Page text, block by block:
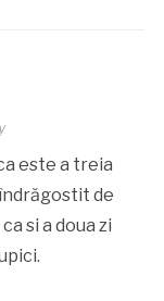
este a treia
de
si a doua zi